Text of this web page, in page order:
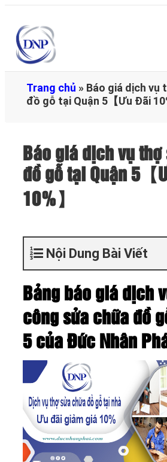
Trang chủ » Báo giá dịch vụ
đồ gỗ tại Quận 5【Ưu Đãi
Báo giá dịch vụ
đồ gỗ tại Quận 5【
10%】
Nội Dung Bài Viết
Bảng báo giá dịch
công sửa chữa đồ
5 của Đức Nhân